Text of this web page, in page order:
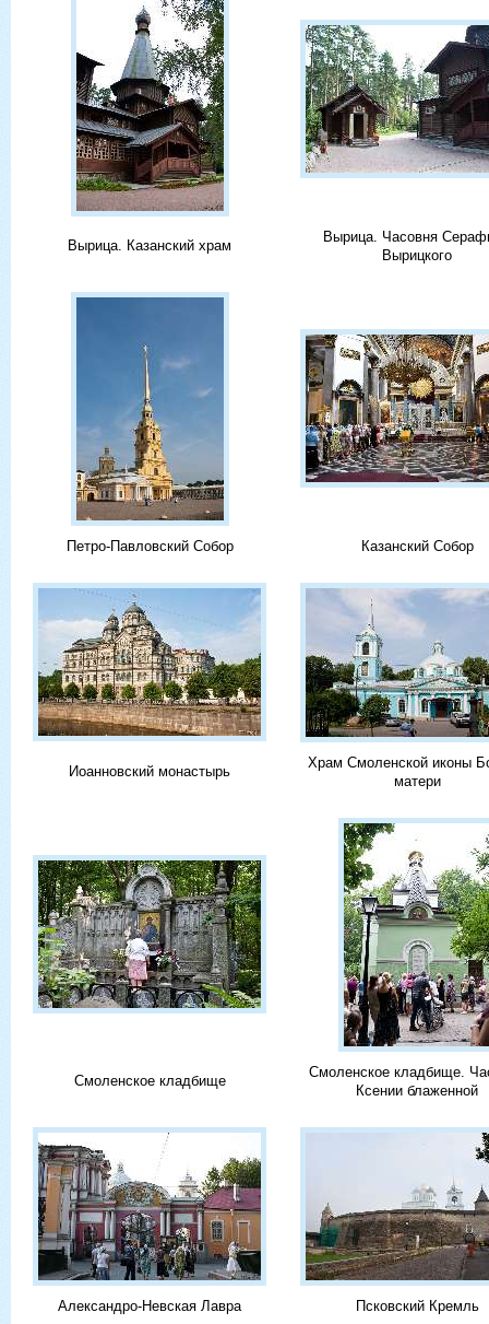
Вырица. Казанский храм
Вырица. Часовня
Вырицкого
Петро-Павловский Собор Казанский Собор
Иоанновский монастырь
Храм Смоленской иконы
матери
Смоленское кладбище
Смоленское кладбище.
Ксении блаженной
Александро-Невская Лавра Псковский Кремль